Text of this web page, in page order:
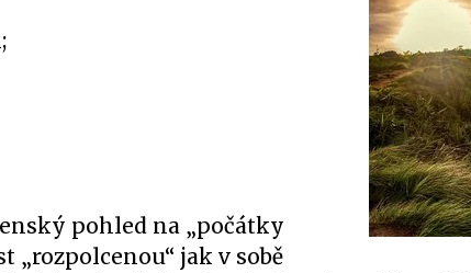
pohled na „počátky
„rozpolcenou“ jak v sobě